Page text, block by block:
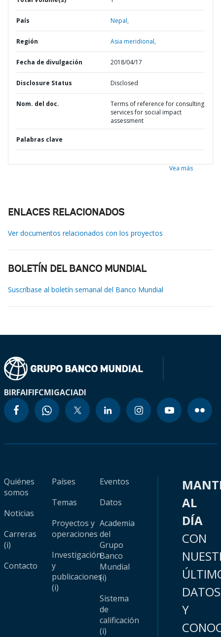
País Nepal,
Región Asia meridional,
Fecha de divulgación 2018/04/17
Disclosure Status Disclosed
Nom. del doc.
Terms of reference for consulting
services for social impact
assessment
Palabras clave
Vea más
ENLACES RELACIONADOS
Ver documentos relacionados con los proyectos
BOLETÍN DEL BANCO MUNDIAL
Suscríbase al boletín semanal del Banco Mundial
BIRFAIFIFCMIGACIADI
Quiénes
somos
Noticias
Carreras
(i)
Contacto
Países
Temas
Proyectos y
operaciones
Investigación
y
publicaciones
(i)
Eventos
Datos
Academia
del
Grupo
Banco
Mundial
(i)
Sistema
de
calificación
(i)
AL
DÍA
CON
DATOS
Y